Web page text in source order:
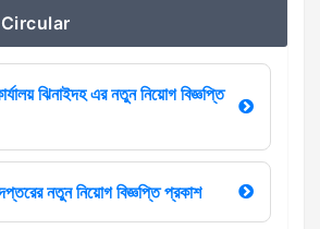
ঝিনাইদহ এর নতুন নিয়োগ বিজ্ঞপ্তি
নতুন নিয়োগ বিজ্ঞপ্তি প্রকাশ